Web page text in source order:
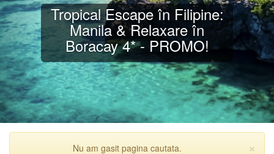
China & Hong Kong –
Aventură de Festivalul Lunii
- PROMO!
×
Nu am gasit pagina cautata.